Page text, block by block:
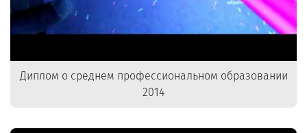
Диплом о среднем профессиональном образовании
2014